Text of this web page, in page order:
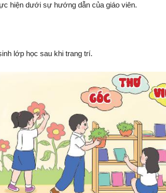
hiện dưới sự hướng dẫn của giáo viên.
lớp học sau khi trang trí.